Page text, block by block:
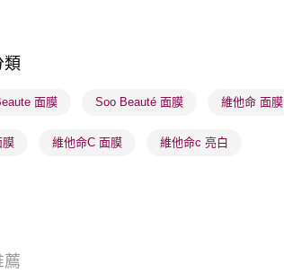
類
面膜 Soo Beauté 面膜 維他命 面膜
膜 維他命C 面膜 維他命c 亮白
薦